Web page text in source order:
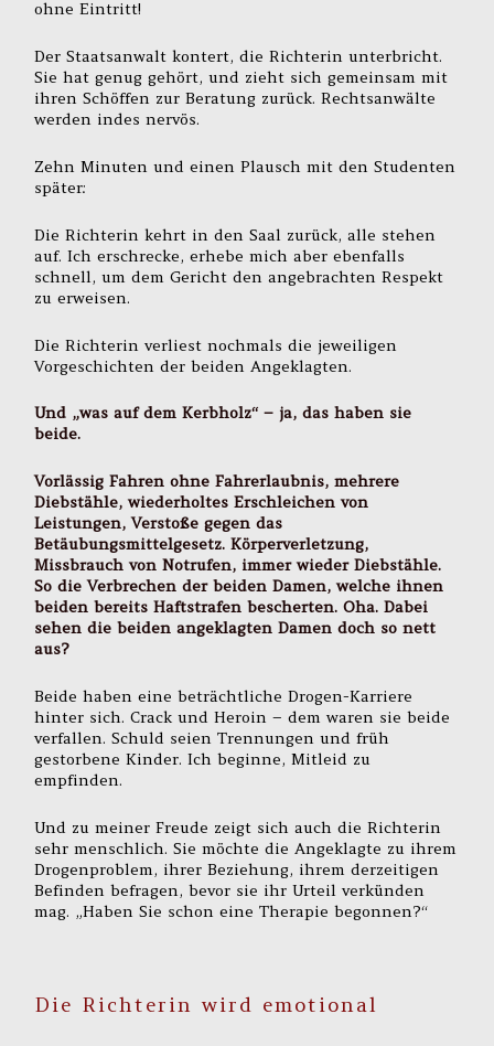
ohne Eintritt!
Der Staatsanwalt kontert, die Richterin unterbricht.
Sie hat genug gehört, und zieht sich gemeinsam mit
ihren Schöffen zur Beratung zurück. Rechtsanwälte
werden indes nervös.
Zehn Minuten und einen Plausch mit den Studenten
später:
Die Richterin kehrt in den Saal zurück, alle stehen
auf. Ich erschrecke, erhebe mich aber ebenfalls
schnell, um dem Gericht den angebrachten Respekt
zu erweisen.
Die Richterin verliest nochmals die jeweiligen
Vorgeschichten der beiden Angeklagten.
Und „was auf dem Kerbholz“ – ja, das haben sie
beide.
Vorlässig Fahren ohne Fahrerlaubnis, mehrere
Diebstähle, wiederholtes Erschleichen von
Leistungen, Verstoße gegen das
Betäubungsmittelgesetz. Körperverletzung,
Missbrauch von Notrufen, immer wieder Diebstähle.
So die Verbrechen der beiden Damen, welche ihnen
beiden bereits Haftstrafen bescherten. Oha. Dabei
sehen die beiden angeklagten Damen doch so nett
aus?
Beide haben eine beträchtliche Drogen-Karriere
hinter sich. Crack und Heroin – dem waren sie beide
verfallen. Schuld seien Trennungen und früh
gestorbene Kinder. Ich beginne, Mitleid zu
empfinden.
Und zu meiner Freude zeigt sich auch die Richterin
sehr menschlich. Sie möchte die Angeklagte zu ihrem
Drogenproblem, ihrer Beziehung, ihrem derzeitigen
Befinden befragen, bevor sie ihr Urteil verkünden
mag. „Haben Sie schon eine Therapie begonnen?“
Die Richterin wird emotional